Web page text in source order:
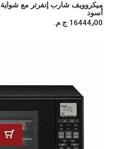
أسود
16444٫00 ج.م.‏